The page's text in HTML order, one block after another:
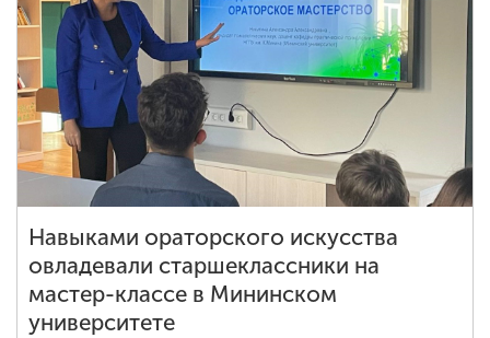
Навыками ораторского искусства
овладевали старшеклассники на
мастер-классе в Мининском
университете